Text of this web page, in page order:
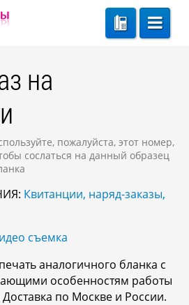
на
пожалуйста, этот номер,
сослаться на данный образец
Квитанции, наряд-заказы,
съемка
аналогичного бланка с
особенностям работы
по Москве и России.